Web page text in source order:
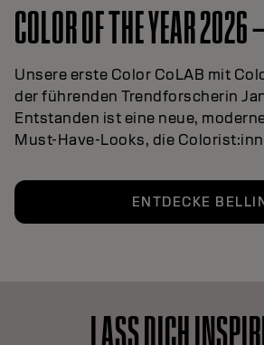
COLOR OF THE YEAR
Unsere erste Color CoLAB mit
der führenden Trendforscherin
Entstanden ist eine neue,
Must-Have-Looks, die
ENTDECKE
LASS DICH